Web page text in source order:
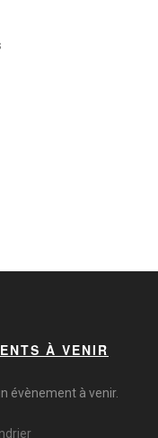
À VENIR
évènement à venir.